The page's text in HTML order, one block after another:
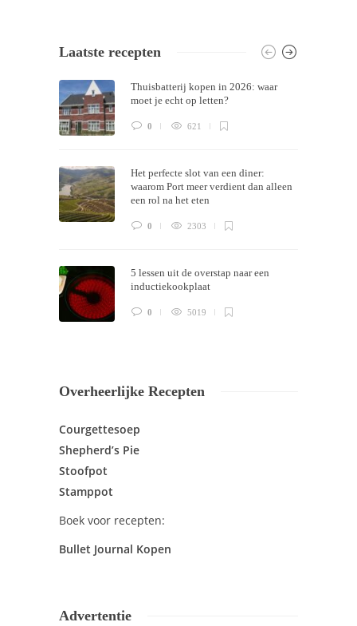
Themes bySilicon Themes . Join us right
now!
Laatste recepten
Thuisbatterij kopen in 2026: waar
moet je echt op letten?
0 621
Het perfecte slot van een diner:
waarom Port meer verdient dan alleen
een rol na het eten
0 2303
5 lessen uit de overstap naar een
inductiekookplaat
0 5019
Overheerlijke Recepten
Courgettesoep
Shepherd’s Pie
Stoofpot
Stamppot
Boek voor recepten:
Bullet Journal Kopen
Advertentie